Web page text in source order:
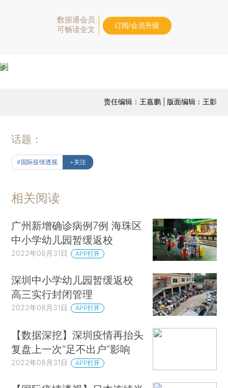
数据通会员
可畅读全文
订阅/会员升级
责任编辑：王嘉鹏 | 版面编辑：王影
话题：
#国际疫情透视 +关注
相关阅读
广州新增确诊病例7例 海珠区
中小学幼儿园暂缓返校
2022年08月31日 APP打开
深圳中小学幼儿园暂缓返校
高三实行封闭管理
2022年08月31日 APP打开
【数据深挖】深圳疫情再抬头
复盘上一次“足不出户”影响
2022年08月31日 APP打开